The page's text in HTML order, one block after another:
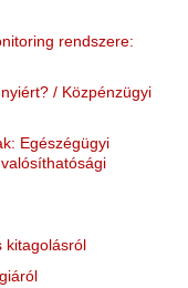
rendszere:
/ Közpénzügyi
Egészégügyi
kitagolásról